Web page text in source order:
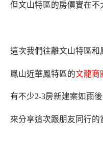
但文山特區的房價實在不
這次我們往離文山特區和
鳳山近華鳳特區的文龍商
有不少2-3房新建案如雨
來分享這次跟朋友同行的